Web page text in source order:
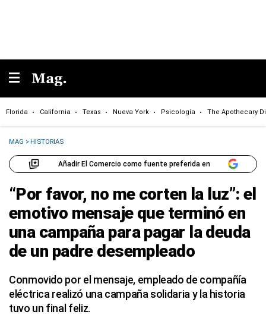
Florida California Texas Nueva York Psicología The Apothecary
MAG >HISTORIAS
Añadir El Comercio como fuente preferida en
“Por favor, no me corten la luz”: el
emotivo mensaje que terminó en
una campaña para pagar la deuda
de un padre desempleado
Conmovido por el mensaje, empleado de compañía
eléctrica realizó una campaña solidaria y la historia
tuvo un final feliz.